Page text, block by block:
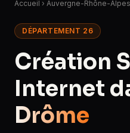
Accueil › Auvergne-Rhône-Alpes
DÉPARTEMENT 26
Création
Internet
Drôme